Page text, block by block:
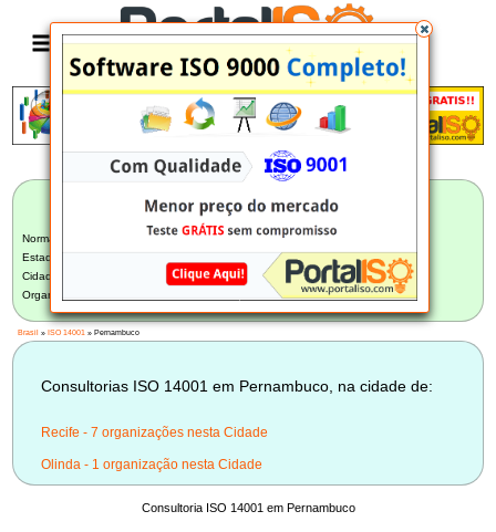
Anúncio
ISO 14001
Norma:
ISO 14001
Estado:
Cidade:
Selecione uma Cidade
Organização:
Brasil »ISO 14001 » Pernambuco
Consultorias ISO 14001 em Pernambuco, na cidade de:
Recife - 7 organizações nesta Cidade
Olinda - 1 organização nesta Cidade
Consultoria ISO 14001 em Pernambuco